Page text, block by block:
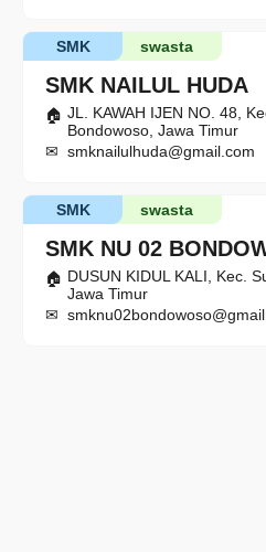
SMK NAILUL HUDA
swasta
SMK
JL. KAWAH IJEN NO. 48,
Bondowoso, Jawa Timur
smknailulhuda@gmail.com
SMK NU 02
swasta
SMK
DUSUN KIDUL KALI, Kec.
Jawa Timur